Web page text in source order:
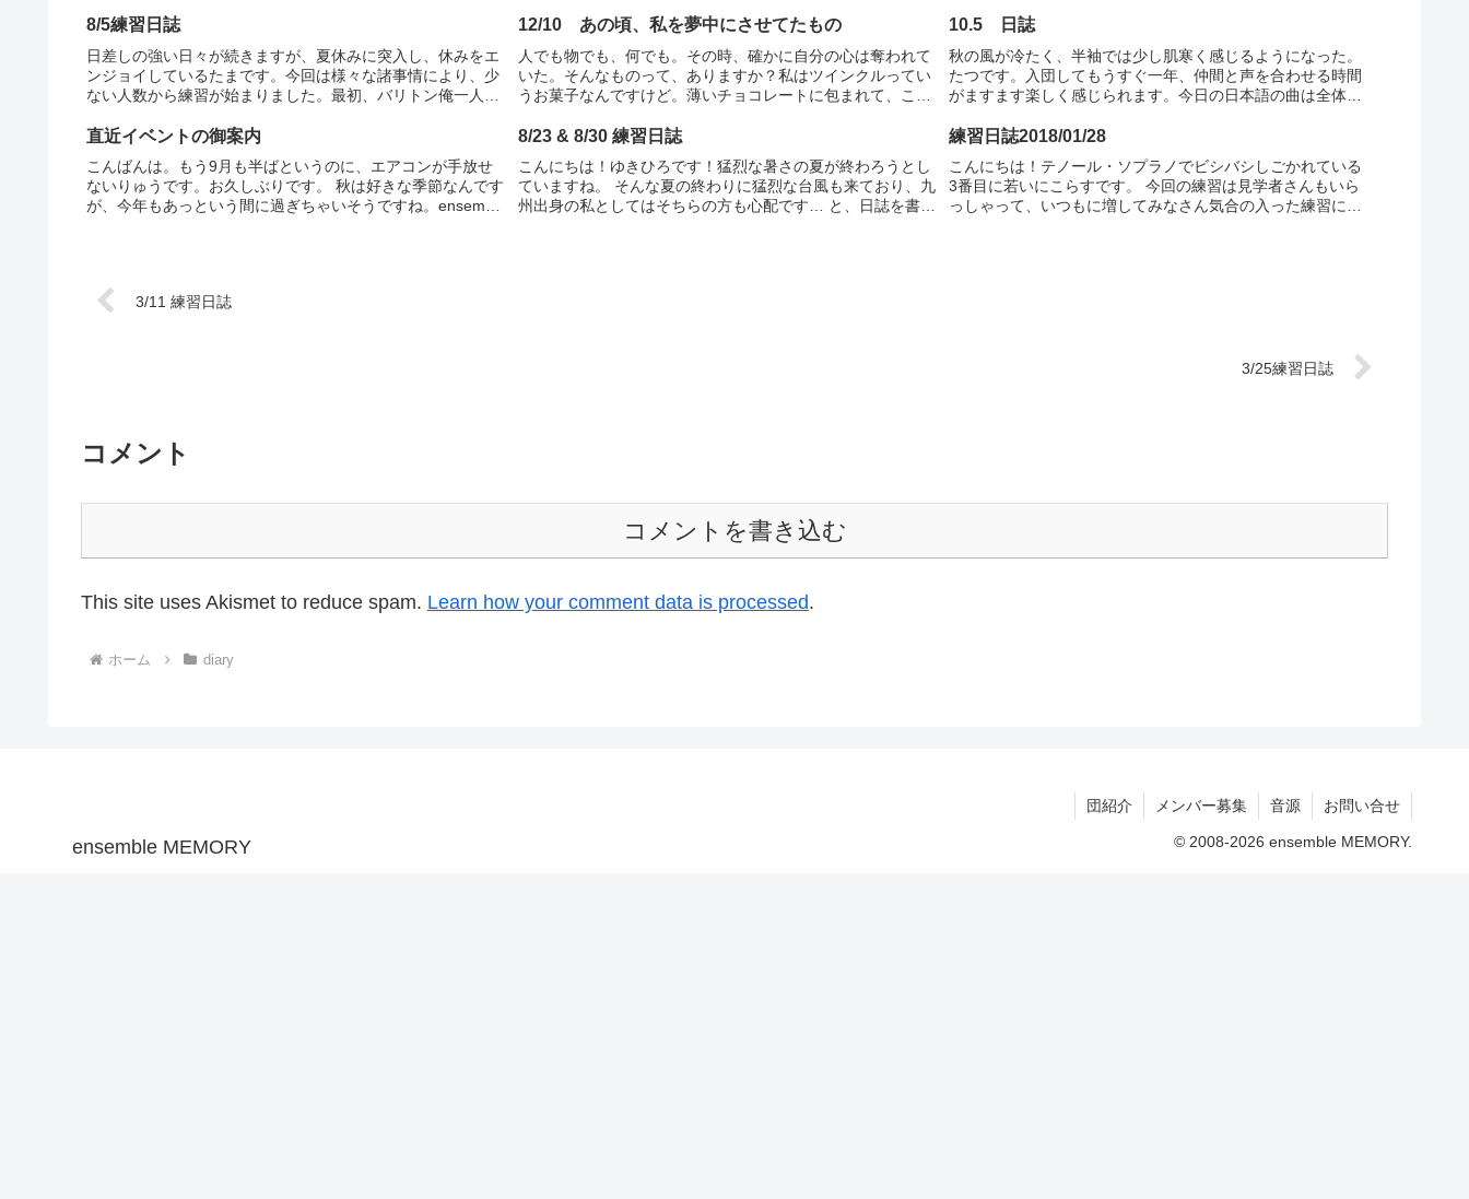
8/5練習日誌
日差しの強い日々が続きますが、夏休みに突入し、休みをエ
ンジョイしているたまです。今回は様々な諸事情により、少
ない人数から練習が始まりました。最初、バリトン俺一人だ
い、完成度をあげていきまし...
12/10 あの頃、私を夢中にさせてたもの
人でも物でも、何でも。その時、確かに自分の心は奪われて
いた。そんなものって、ありますか？私はツインクルってい
うお菓子なんですけど。薄いチョコレートに包まれて、こん
れたときに何が入っている...
10.5 日誌
秋の風が冷たく、半袖では少し肌寒く感じるようになった。
たつです。入団してもうすぐ一年、仲間と声を合わせる時間
がますます楽しく感じられます。今日の日本語の曲は全体が
な歌だなと思い始めた。そ...
直近イベントの御案内
こんばんは。もう9月も半ばというのに、エアコンが手放せ
ないりゅうです。お久しぶりです。 秋は好きな季節なんです
が、今年もあっという間に過ぎちゃいそうですね。ensemble
8/23 & 8/30 練習日誌
こんにちは！ゆきひろです！猛烈な暑さの夏が終わろうとし
ていますね。 そんな夏の終わりに猛烈な台風も来ており、九
州出身の私としてはそちらの方も心配です… と、日誌を書く
練習日誌2018/01/28
こんにちは！テノール・ソプラノでビシバシしごかれている
3番目に若いにこらすです。 今回の練習は見学者さんもいら
っしゃって、いつもに増してみなさん気合の入った練習にな
3/11 練習日誌
3/25練習日誌
コメント
コメントを書き込む
This site uses Akismet to reduce spam. Learn how your comment data is processed.
ホーム diary
ensemble MEMORY
団紹介 メンバー募集 音源 お問い合せ
© 2008-2026 ensemble MEMORY.